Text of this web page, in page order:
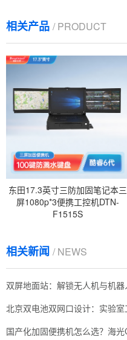
相关产品 / PRODUCT
东田17.3英寸三防加固笔记本三
屏1080p*3便携工控机DTN-
F1515S
相关新闻 / NEWS